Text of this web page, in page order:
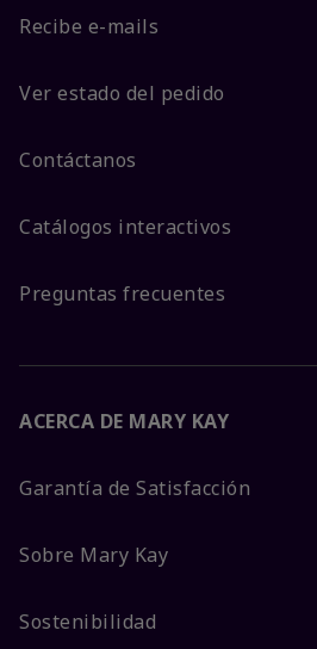
Recibe e-mails
Ver estado del pedido
Contáctanos
Catálogos interactivos
Preguntas frecuentes
ACERCA DE MARY KAY
Garantía de Satisfacción
Sobre Mary Kay
Sostenibilidad